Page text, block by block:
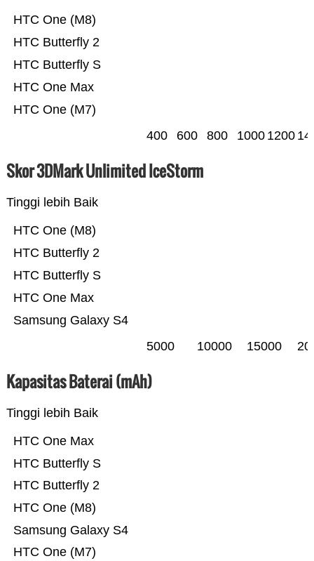
HTC One (M7)
HTC One Max
HTC Butterfly S
HTC Butterfly 2
HTC One (M8)
400 600 800 1000 1200
Skor 3DMark Unlimited IceStorm
Tinggi lebih Baik
Samsung Galaxy S4
HTC One Max
HTC Butterfly S
HTC Butterfly 2
HTC One (M8)
5000 10000 15000
Kapasitas Baterai (mAh)
Tinggi lebih Baik
HTC One (M7)
Samsung Galaxy S4
HTC One (M8)
HTC Butterfly 2
HTC Butterfly S
HTC One Max